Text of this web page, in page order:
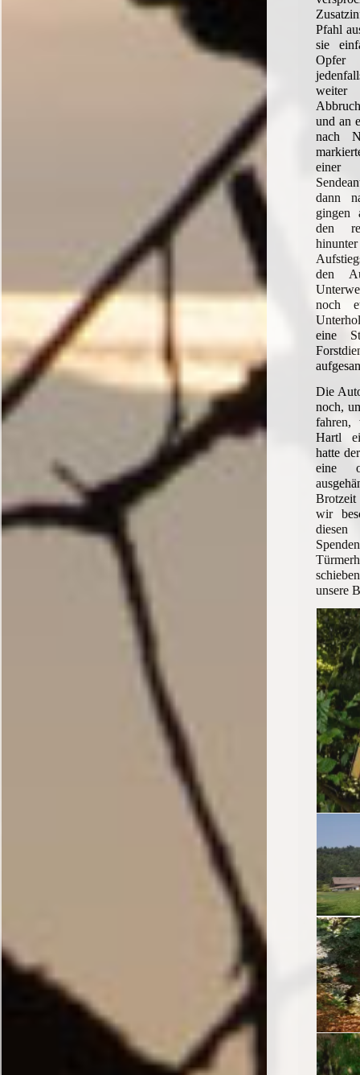
Pfahl
sie
Opfer
und an
nach
dann
gingen
den
den
noch
eine
Die
noch,
Hartl
hatte
eine
wir
unsere